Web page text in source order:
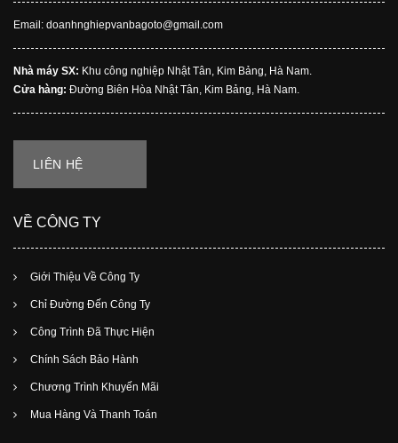
Email: doanhnghiepvanbagoto@gmail.com
Nhà máy SX: Khu công nghiệp Nhật Tân, Kim Bảng, Hà Nam.
Cửa hàng: Đường Biên Hòa Nhật Tân, Kim Bảng, Hà Nam.
LIÊN HỆ
VỀ CÔNG TY
Giới Thiệu Về Công Ty
Chỉ Đường Đến Công Ty
Công Trình Đã Thực Hiện
Chính Sách Bảo Hành
Chương Trình Khuyến Mãi
Mua Hàng Và Thanh Toán